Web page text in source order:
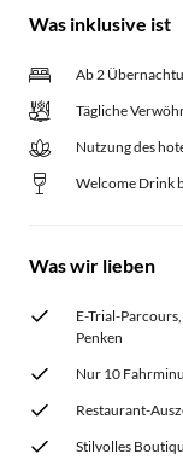
Was inklusive ist
Ab 2
Tägliche
Nutzung des
Welcome Drink
Was wir lieben
E-Trial-
Penken
Nur 10
Restaurant-
Stilvolles